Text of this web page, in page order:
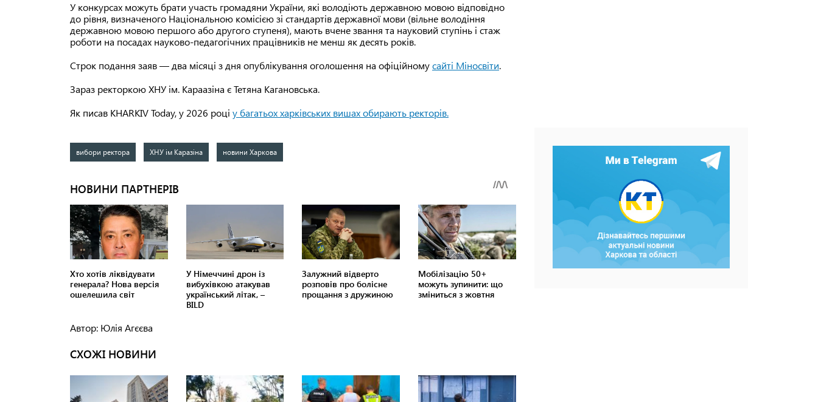
У конкурсах можуть брати участь громадяни України, які володіють державною мовою відповідно
до рівня, визначеного Національною комісією зі стандартів державної мови (вільне володіння
державною мовою першого або другого ступеня), мають вчене звання та науковий ступінь і стаж
роботи на посадах науково-педагогічних працівників не менш як десять років.
Строк подання заяв — два місяці з дня опублікування оголошення на офіційномусайті Міносвіти.
Зараз ректоркою ХНУ ім. Караазіна є Тетяна Кагановська.
Як писав KHARKIV Today, у 2026 році у багатьох харківських вишах обирають ректорів.
вибори ректора ХНУ ім Каразіна новини Харкова
Автор: Юлія Агєєва
СХОЖІ НОВИНИ